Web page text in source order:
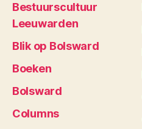
Bestuurscultuur
Leeuwarden
Blik op Bolsward
Boeken
Bolsward
Columns